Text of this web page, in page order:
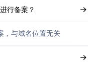
行备案？
，与域名位置无关